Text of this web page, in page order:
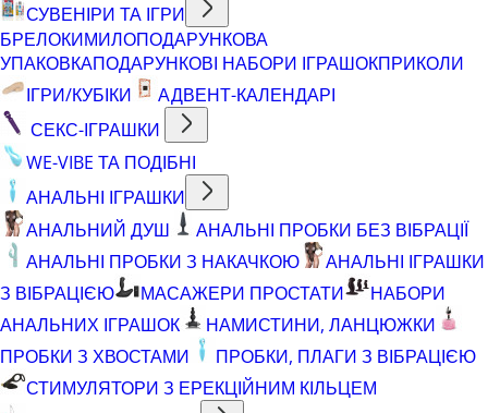
СУВЕНІРИ ТА ІГРИ
БРЕЛОКИМИЛОПОДАРУНКОВА
УПАКОВКАПОДАРУНКОВІ НАБОРИ ІГРАШОКПРИКОЛИ
ІГРИ/КУБІКИ
АДВЕНТ-КАЛЕНДАРІ
СЕКС-ІГРАШКИ
WE-VIBE ТА ПОДІБНІ
АНАЛЬНІ ІГРАШКИ
АНАЛЬНИЙ ДУШ
АНАЛЬНІ ПРОБКИ БЕЗ ВІБРАЦІЇ
АНАЛЬНІ ПРОБКИ З НАКАЧКОЮ
АНАЛЬНІ ІГРАШКИ
З ВІБРАЦІЄЮ
МАСАЖЕРИ ПРОСТАТИ
НАБОРИ
АНАЛЬНИХ ІГРАШОК
НАМИСТИНИ, ЛАНЦЮЖКИ
ПРОБКИ З ХВОСТАМИ
ПРОБКИ, ПЛАГИ З ВІБРАЦІЄЮ
СТИМУЛЯТОРИ З ЕРЕКЦІЙНИМ КІЛЬЦЕМ